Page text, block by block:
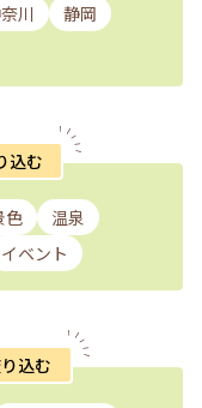
川
静岡
込む
色
温泉
イベント
込む